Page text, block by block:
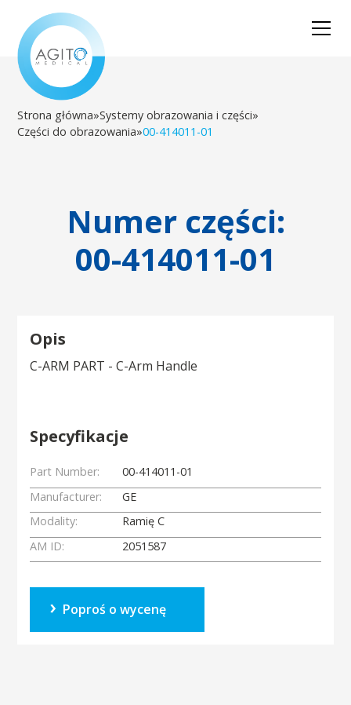
Strona główna»Systemy obrazowania i części»
Części do obrazowania»00-414011-01
Numer części:
00-414011-01
Opis
C-ARM PART - C-Arm Handle
Specyfikacje
Part Number:
00-414011-01
Manufacturer:
GE
Modality:
Ramię C
AM ID:
2051587
Poproś o wycenę